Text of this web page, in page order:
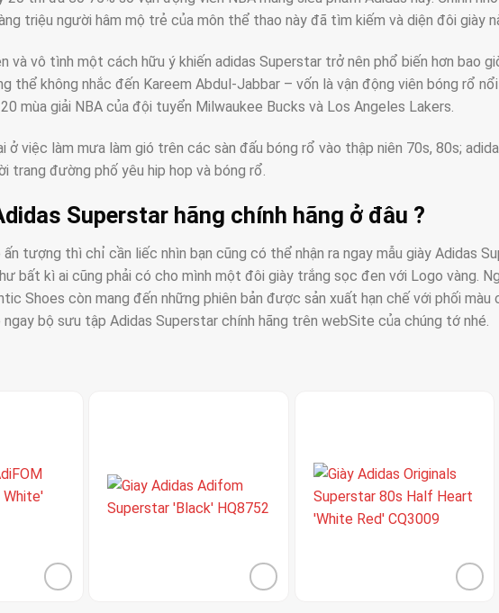
triệu người hâm mộ trẻ của môn thể thao này đã tìm kiếm và diện đôi giày
và vô tình một cách hữu ý khiến adidas Superstar trở nên phổ biến hơn bao
thể không nhắc đến Kareem Abdul-Jabbar – vốn là vận động viên bóng rổ
mùa giải NBA của đội tuyển Milwaukee Bucks và Los Angeles Lakers.
ở việc làm mưa làm gió trên các sàn đấu bóng rổ vào thập niên 70s, 80s;
trang đường phố yêu hip hop và bóng rổ.
Superstar hãng chính hãng ở đâu ?
tượng thì chỉ cần liếc nhìn bạn cũng có thể nhận ra ngay mẫu giày Adidas
bất kì ai cũng phải có cho mình một đôi giày trắng sọc đen với Logo vàng.
Shoes còn mang đến những phiên bản được sản xuất hạn chế với phối màu
bộ sưu tập Adidas Superstar chính hãng trên webSite của chúng tớ nhé.